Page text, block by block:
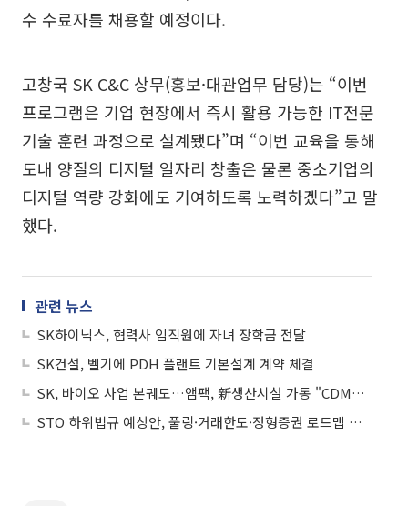
수 수료자를 채용할 예정이다.
고창국 SK C&C 상무(홍보·대관업무 담당)는 “이번
프로그램은 기업 현장에서 즉시 활용 가능한 IT전문
기술 훈련 과정으로 설계됐다”며 “이번 교육을 통해
도내 양질의 디지털 일자리 창출은 물론 중소기업의
디지털 역량 강화에도 기여하도록 노력하겠다”고 말
했다.
관련 뉴스
SK하이닉스, 협력사 임직원에 자녀 장학금 전달
SK건설, 벨기에 PDH 플랜트 기본설계 계약 체결
SK, 바이오 사업 본궤도…앰팩, 新생산시설 가동 "CDMO 신흥강자"
STO 하위법규 예상안, 풀링·거래한도·정형증권 로드맵 제시